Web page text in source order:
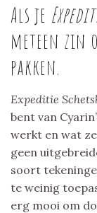
Als je
meteen zin
pakken.
Expeditie
bent van
werkt en wat
geen
soort
te weinig
erg mooi om